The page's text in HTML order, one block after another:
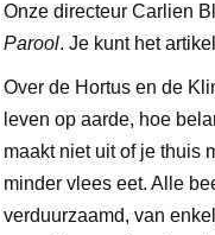
Onze directeur Carlien
Parool. Je kunt het artikel
Over de Hortus en de
leven op aarde, hoe
maakt niet uit of je thuis
minder vlees eet. Alle
verduurzaamd, van